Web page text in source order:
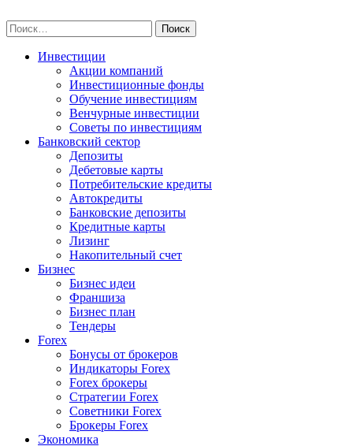
to
content
Найти:
Инвестиции
Акции компаний
Инвестиционные фонды
Обучение инвестициям
Венчурные инвестиции
Советы по инвестициям
Банковский сектор
Депозиты
Дебетовые карты
Потребительские кредиты
Автокредиты
Банковские депозиты
Кредитные карты
Лизинг
Накопительный счет
Бизнес
Бизнес идеи
Франшиза
Бизнес план
Тендеры
Forex
Бонусы от брокеров
Индикаторы Forex
Forex брокеры
Стратегии Forex
Советники Forex
Брокеры Forex
Экономика